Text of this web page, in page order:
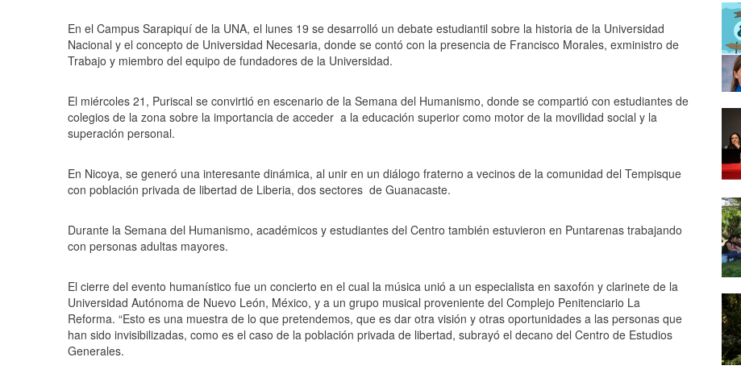
En el Campus Sarapiquí de la UNA, el lunes 19 se desarrolló un debate estudiantil sobre la historia de la Universidad
Nacional y el concepto de Universidad Necesaria, donde se contó con la presencia de Francisco Morales, exministro de
Trabajo y miembro del equipo de fundadores de la Universidad.
El miércoles 21, Puriscal se convirtió en escenario de la Semana del Humanismo, donde se compartió con estudiantes de
colegios de la zona sobre la importancia de acceder a la educación superior como motor de la movilidad social y la
superación personal.
En Nicoya, se generó una interesante dinámica, al unir en un diálogo fraterno a vecinos de la comunidad del Tempisque
con población privada de libertad de Liberia, dos sectores de Guanacaste.
Durante la Semana del Humanismo, académicos y estudiantes del Centro también estuvieron en Puntarenas trabajando
con personas adultas mayores.
El cierre del evento humanístico fue un concierto en el cual la música unió a un especialista en saxofón y clarinete de la
Universidad Autónoma de Nuevo León, México, y a un grupo musical proveniente del Complejo Penitenciario La
Reforma. “Esto es una muestra de lo que pretendemos, que es dar otra visión y otras oportunidades a las personas que
han sido invisibilizadas, como es el caso de la población privada de libertad, subrayó el decano del Centro de Estudios
Generales.